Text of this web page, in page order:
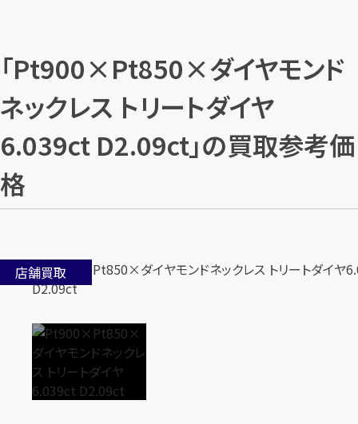
「Pt900×Pt850×ダイヤモンド
ネックレス トリートダイヤ
6.039ct D2.09ct」の買取参考価
格
店舗買取